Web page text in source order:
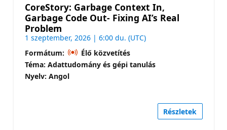
CoreStory: Garbage Context In,
Garbage Code Out- Fixing AI’s Real
Problem
1 szeptember, 2026 | 6:00 du. (UTC)
Formátum:
Élő közvetítés
Téma: Adattudomány és gépi tanulás
Nyelv: Angol
Részletek